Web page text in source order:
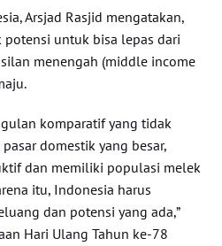
Arsjad Rasjid mengatakan,
untuk bisa lepas dari
menengah (middle income
komparatif yang tidak
domestik yang besar,
dan memiliki populasi melek
itu, Indonesia harus
dan potensi yang ada,”
Hari Ulang Tahun ke-78